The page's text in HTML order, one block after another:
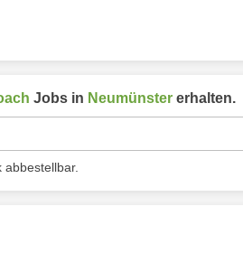
Jobs in Neumünster erhalten.